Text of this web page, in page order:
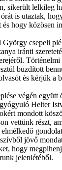
sikerült lelkileg
is utaztak,
és hogy közösen
csepeli
iránti
Történelmi
buzdított
és kérjük a
végén együtt
Helter
mondott
vettünk részt,
jövő
hogy
jelenlétéből.